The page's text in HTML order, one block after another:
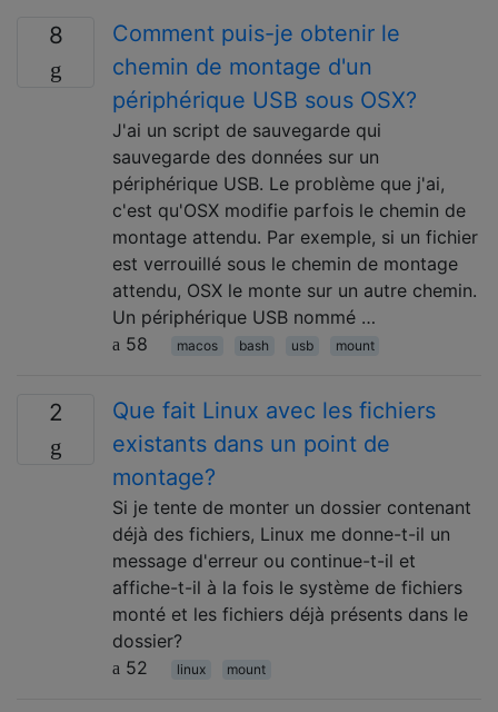
8
Comment puis-je obtenir le
chemin de montage d'un
périphérique USB sous OSX?
J'ai un script de sauvegarde qui
sauvegarde des données sur un
périphérique USB. Le problème que j'ai,
c'est qu'OSX modifie parfois le chemin de
montage attendu. Par exemple, si un fichier
est verrouillé sous le chemin de montage
attendu, OSX le monte sur un autre chemin.
Un périphérique USB nommé …
58
macos bash usb mount
2
Que fait Linux avec les fichiers
existants dans un point de
montage?
Si je tente de monter un dossier contenant
déjà des fichiers, Linux me donne-t-il un
message d'erreur ou continue-t-il et
affiche-t-il à la fois le système de fichiers
monté et les fichiers déjà présents dans le
dossier?
52
linux mount